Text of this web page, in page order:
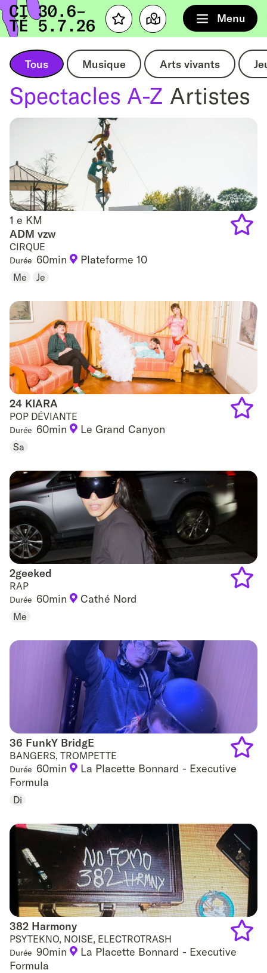
Tous
Musique Arts vivants
Spectacles A-Z Artistes
1 e KM
1 e KM
ADM vzw
CIRQUE
Durée 60min Plateforme 10
Me Je
24 KIARA
24 KIARA
POP DÉVIANTE
Durée 60min Le Grand Canyon
Sa
2geeked
2geeked
RAP
Durée 60min Cathé Nord
Me
36 FunkY BridgE
36 FunkY BridgE
BANGERS, TROMPETTE
Durée 60min
La Placette Bonnard - Executive
Formula
Di
Add
382 Harmony
382 Harmony
PSYTEKNO, NOISE, ELECTROTRASH
Durée 90min
La Placette Bonnard - Executive
Formula
Add